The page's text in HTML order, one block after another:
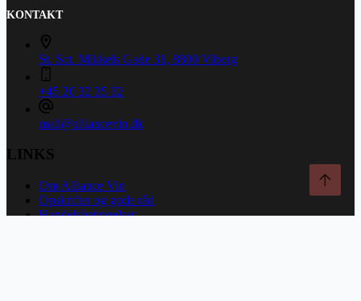
KONTAKT
St. Sct. Mikkels Gade 31, 8800 Viborg
+45 20 32 35 32
mail@alliancevin.dk
LINKS
Om Alliance Vin
Opskrifter og gode råd
Handelsbetingelser